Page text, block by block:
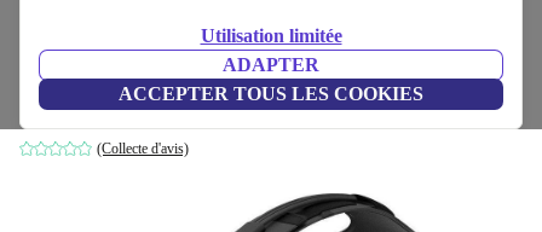
Utilisation limitée
ADAPTER
ACCEPTER TOUS LES COOKIES
HTC Vive
Noir
(Collecte d'avis)